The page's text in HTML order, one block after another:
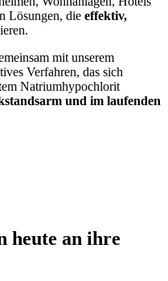
Lösungen, die effektiv,
mit unserem
Verfahren, das sich
Natriumhypochlorit
und im laufenden
heute an ihre